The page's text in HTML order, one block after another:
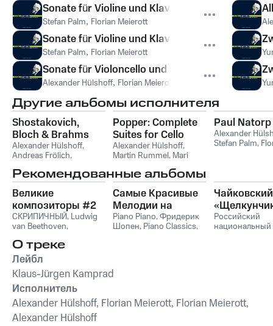
Sonate für Violine und Klavier in G-Sharp Minor:
Stefan Palm, Florian Meierott
Sonate für Violine und Klavier in G-Sharp
Stefan Palm, Florian Meierott
Sonate für Violoncello und Klavier in D Major: I.
Alexander Hülshoff, Florian Meierott Florian Meierott,
Другие альбомы исполнителя
Shostakovich,
Bloch & Brahms
Alexander Hülshoff,
Andreas Frölich,
Andreas Frölich,
Иоганнес Брамс,
Дмитрий Дмитриевич
Шостакович
Popper: Complete
Suites for Cello
Alexander Hülshoff,
Martin Rummel, Mari
Paul Natorp
Alexander
Stefan Palm,
Рекомендованные альбомы
Великие
композиторы #2
СКРИПИЧНЫЙ, Ludwig
van Beethoven,
Франц Шуберт
String Orchestra
Антонио Вивальди
Самые Красивые
Мелодии на
Пианино
Piano Piano,Фридерик
Шопен, Piano Classics,
Чайковский
Российский
национальный
О треке
Лейбл
Klaus-Jürgen Kamprad
Исполнитель
Alexander Hülshoff, Florian Meierott, Florian Meierott,
Alexander Hülshoff